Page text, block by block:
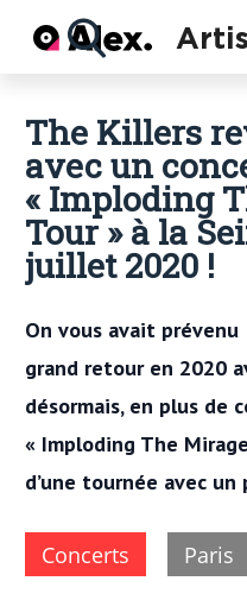
The Killers
avec un
« Imploding
Tour » à la
juillet 2020 !
On vous avait prévenu
grand retour en 2020
désormais, en plus de
« Imploding The
d’une tournée avec un
Concerts Paris